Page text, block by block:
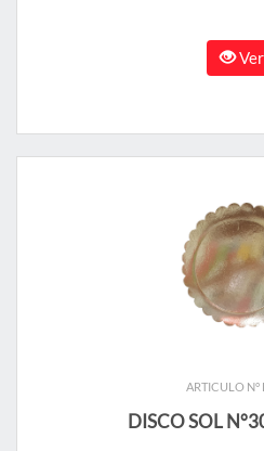
Ver
ARTICULO N°
DISCO SOL